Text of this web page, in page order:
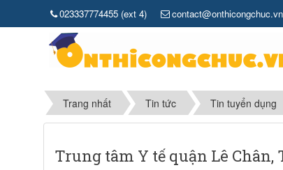
023337774455 (ext 4) contact@onthicongchuc.vn
Trang nhất Tin tức Tin tuyển dụng
Trung tâm Y tế quận Lê Chân,